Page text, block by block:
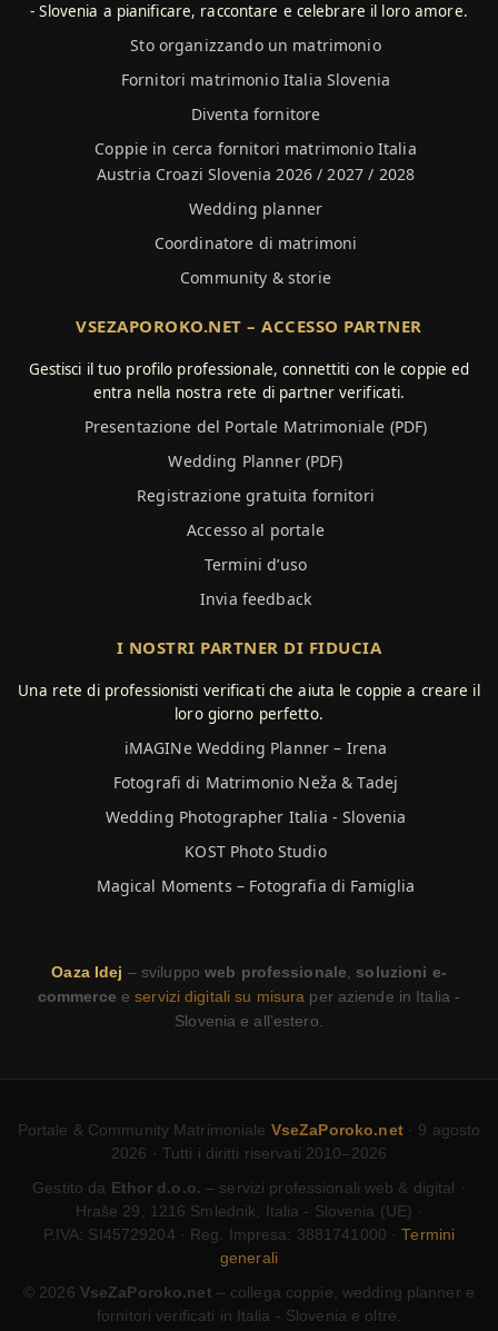
- Slovenia a pianificare, raccontare e celebrare il loro amore.
Sto organizzando un matrimonio
Fornitori matrimonio Italia Slovenia
Diventa fornitore
Coppie in cerca fornitori matrimonio Italia
Austria Croazi Slovenia 2026 / 2027 / 2028
Wedding planner
Coordinatore di matrimoni
Community & storie
VSEZAPOROKO.NET – ACCESSO PARTNER
Gestisci il tuo profilo professionale, connettiti con le coppie ed
entra nella nostra rete di partner verificati.
Presentazione del Portale Matrimoniale (PDF)
Wedding Planner (PDF)
Registrazione gratuita fornitori
Accesso al portale
Termini d’uso
Invia feedback
I NOSTRI PARTNER DI FIDUCIA
Una rete di professionisti verificati che aiuta le coppie a creare il
loro giorno perfetto.
iMAGINe Wedding Planner – Irena
Fotografi di Matrimonio Neža & Tadej
Wedding Photographer Italia - Slovenia
KOST Photo Studio
Magical Moments – Fotografia di Famiglia
Oaza Idej – sviluppoweb professionale, soluzioni e-
commerce eservizi digitali su misura per aziende in Italia -
Slovenia e all’estero.
Portale & Community Matrimoniale VseZaPoroko.net · 9 agosto
2026 · Tutti i diritti riservati 2010–2026
Gestito da Ethor d.o.o. – servizi professionali web & digital ·
Hraše 29, 1216 Smlednik, Italia - Slovenia (UE) ·
P.IVA: SI45729204 · Reg. Impresa: 3881741000 ·Termini
generali
© 2026 VseZaPoroko.net – collega coppie, wedding planner e
fornitori verificati in Italia - Slovenia e oltre.